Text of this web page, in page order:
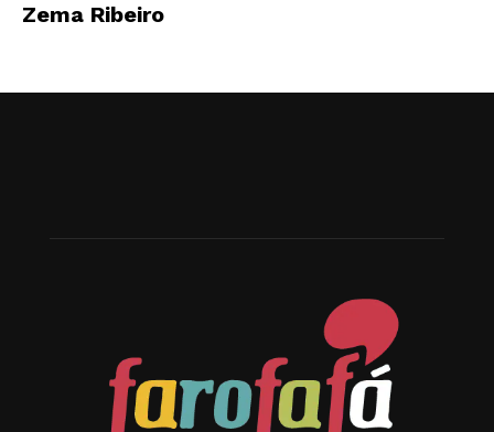
Zema Ribeiro